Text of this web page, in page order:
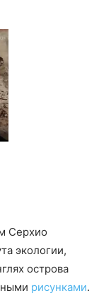
Серхио
экологии,
острова
рисунками.